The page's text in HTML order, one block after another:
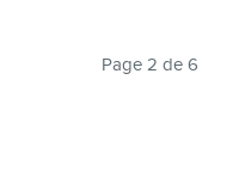
Page 2 de 6